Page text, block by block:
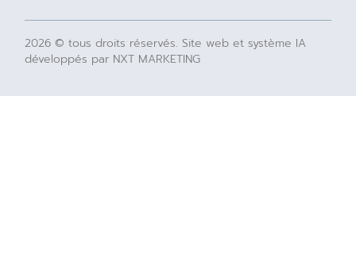
2026 © tous droits réservés. Site web et système IA
développés par NXT MARKETING